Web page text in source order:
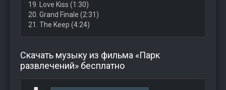
19. Love Kiss (1:30)
20. Grand Finale (2:31)
21. The Keep (4:24)
Скачать музыку из фильма «Парк
развлечений» бесплатно